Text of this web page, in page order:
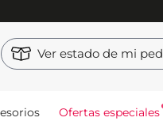
Ver estado de mi
Ofertas especiales